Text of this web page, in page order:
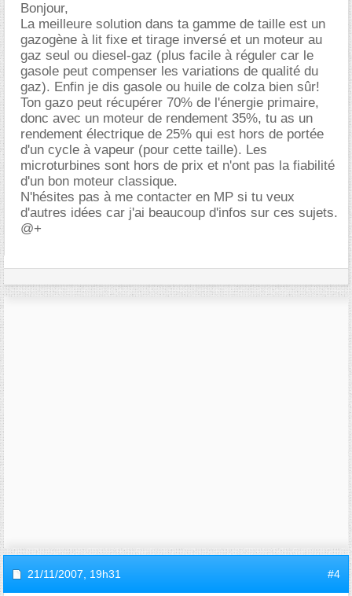
Bonjour,
La meilleure solution dans ta gamme de taille est un
gazogène à lit fixe et tirage inversé et un moteur au
gaz seul ou diesel-gaz (plus facile à réguler car le
gasole peut compenser les variations de qualité du
gaz). Enfin je dis gasole ou huile de colza bien sûr!
Ton gazo peut récupérer 70% de l'énergie primaire,
donc avec un moteur de rendement 35%, tu as un
rendement électrique de 25% qui est hors de portée
d'un cycle à vapeur (pour cette taille). Les
microturbines sont hors de prix et n'ont pas la fiabilité
d'un bon moteur classique.
N'hésites pas à me contacter en MP si tu veux
d'autres idées car j'ai beaucoup d'infos sur ces sujets.
@+
21/11/2007, 19h31 #4